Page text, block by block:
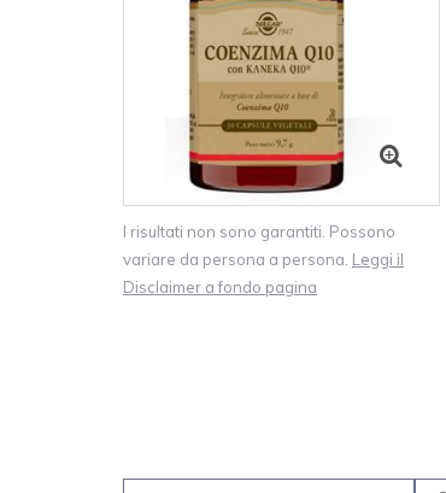
I risultati non sono garantiti. Possono
variare da persona a persona. Leggi il
Disclaimer a fondo pagina